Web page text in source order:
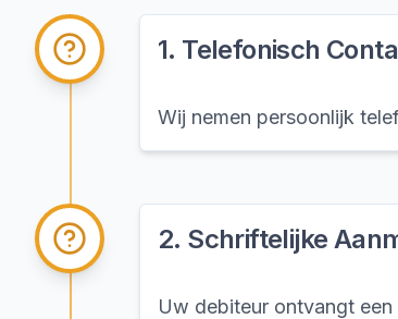
1. Telefonisch
Wij nemen persoonlijk
2. Schriftelijke
Uw debiteur ontvangt